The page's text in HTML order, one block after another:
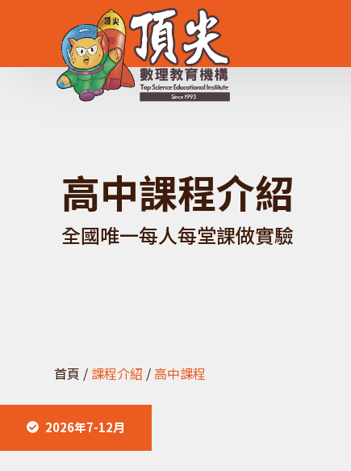
高中課程介紹
全國唯一每人每堂課做實驗
首頁 / 課程介紹 / 高中課程
2026年7-12月